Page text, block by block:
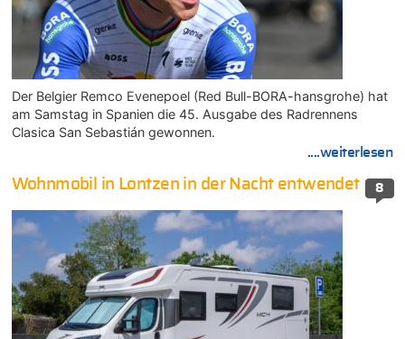
Der Belgier Remco Evenepoel (Red Bull-BORA-hansgrohe) hat
am Samstag in Spanien die 45. Ausgabe des Radrennens
Clasica San Sebastián gewonnen.
....weiterlesen
8
Wohnmobil in Lontzen in der Nacht entwendet